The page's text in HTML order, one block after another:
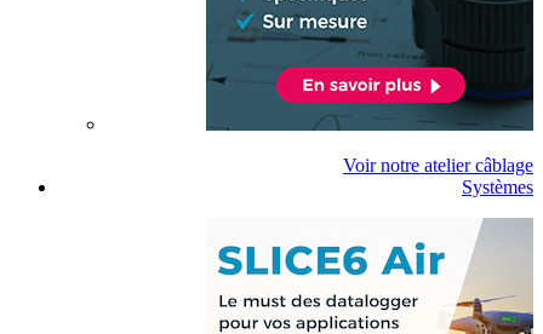
Voir notre atelier câblage
Systèmes